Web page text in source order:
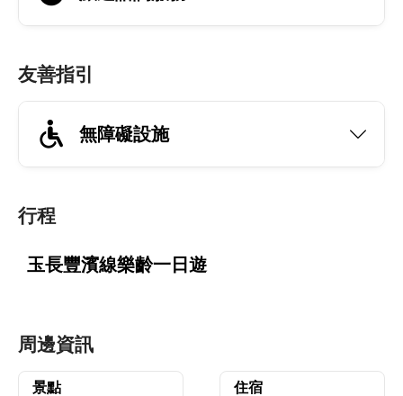
友善指引
無障礙設施
行程
玉長豐濱線樂齡一日遊
周邊資訊
景點 住宿